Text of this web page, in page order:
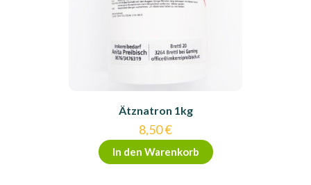
Ätznatron 1kg
8,50€
In den Warenkorb